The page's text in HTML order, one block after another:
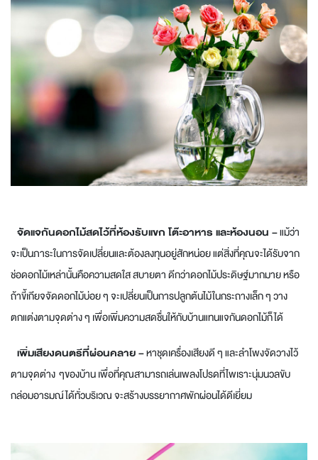
จัดแจกันดอกไม้สดไว้ที่ห้องรับแขก โต๊ะอาหาร และห้องนอน –แม้ว่า
จะเป็นภาระในการจัดเปลี่ยนและต้องลงทุนอยู่สักหน่อย แต่สิ่งที่คุณจะได้รับจาก
ช่อดอกไม้เหล่านั้นคือความสดใส สบายตา ดีกว่าดอกไม้ประดิษฐ์มากมาย หรือ
ถ้าขี้เกียจจัดดอกไม้บ่อย ๆ จะเปลี่ยนเป็นการปลูกต้นไม้ในกระถางเล็ก ๆ วาง
ตกแต่งตามจุดต่าง ๆ เพื่อเพิ่มความสดชื่นให้กับบ้านแทนแจกันดอกไม้ก็ได้
เพิ่มเสียงดนตรีที่ผ่อนคลาย –หาชุดเครื่องเสียงดี ๆ และลำโพงจัดวางไว้
ตามจุดต่าง ๆของบ้าน เพื่อที่คุณสามารถเล่นเพลงโปรดที่ไพเราะนุ่มนวลขับ
กล่อมอารมณ์ได้ทั่วบริเวณ จะสร้างบรรยากาศพักผ่อนได้ดีเยี่ยม